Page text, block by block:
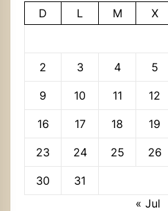
D L M X
2 3 4 5
9 10 11 12
16 17 18 19
23 24 25 26
30
31
« Jul